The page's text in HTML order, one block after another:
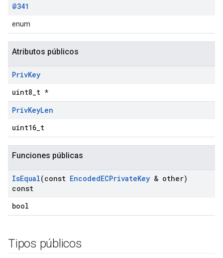
@341
enum
Atributos públicos
PrivKey
uint8_t *
PrivKeyLen
uint16_t
Funciones públicas
IsEqual(const EncodedECPrivateKey & other)
const
bool
Tipos públicos